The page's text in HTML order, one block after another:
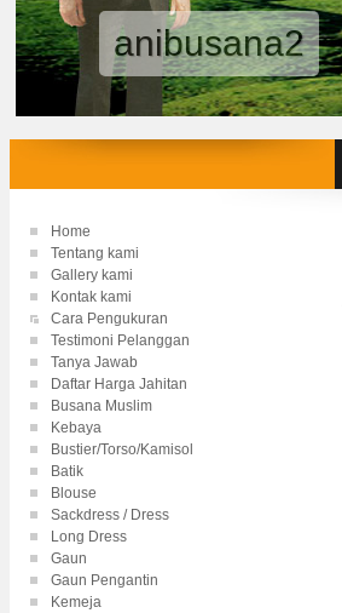
Home
Tentang kami
Gallery kami
Kontak kami
Cara Pengukuran
Testimoni Pelanggan
Tanya Jawab
Daftar Harga Jahitan
Busana Muslim
Kebaya
Bustier/Torso/Kamisol
Batik
Blouse
Sackdress / Dress
Long Dress
Gaun
Gaun Pengantin
Kemeja